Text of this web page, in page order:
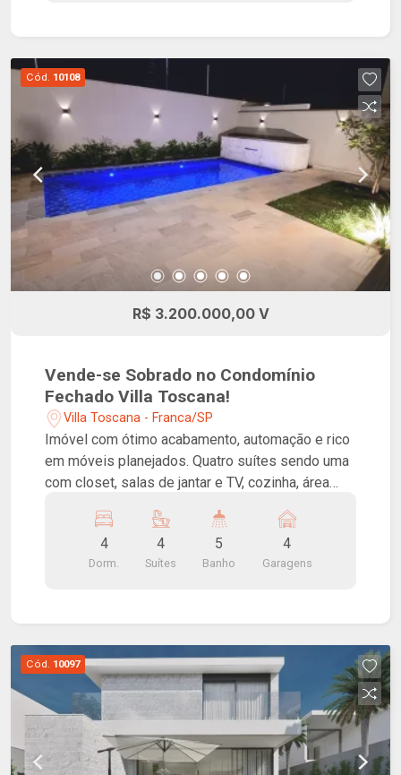
eles: campo de futebol, espaço gourmet, pista de
caminhada, playground, quadra de tênis e salão
de festa.
Cód. 10108
R$ 3.200.000,00 V
Vende-se Sobrado no Condomínio
Fechado Villa Toscana!
Villa Toscana - Franca/SP
Imóvel com ótimo acabamento, automação e rico
em móveis planejados. Quatro suítes sendo uma
com closet, salas de jantar e TV, cozinha, área
com ampla área de lazer, quadra, espaço
gourmet, playground e portaria 24 horas.
4
Dorm.
4
Suítes
5
Banho
4
Garagens
Cód. 10097